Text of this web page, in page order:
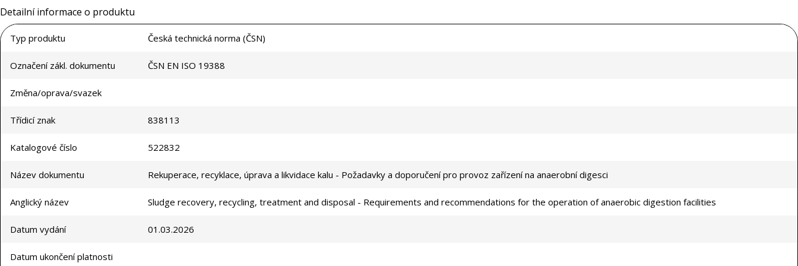
Detailní informace o produktu
Typ produktu Česká technická norma (ČSN)
Označení zákl. dokumentu ČSN EN ISO 19388
Změna/oprava/svazek
Třídicí znak 838113
Katalogové číslo 522832
Název dokumentu Rekuperace, recyklace, úprava a likvidace kalu - Požadavky a doporučení pro provoz zařízení na anaerobní digesci
Anglický název Sludge recovery, recycling, treatment and disposal - Requirements and recommendations for the operation of anaerobic digestion facilities
Datum vydání 01.03.2026
Datum ukončení platnosti